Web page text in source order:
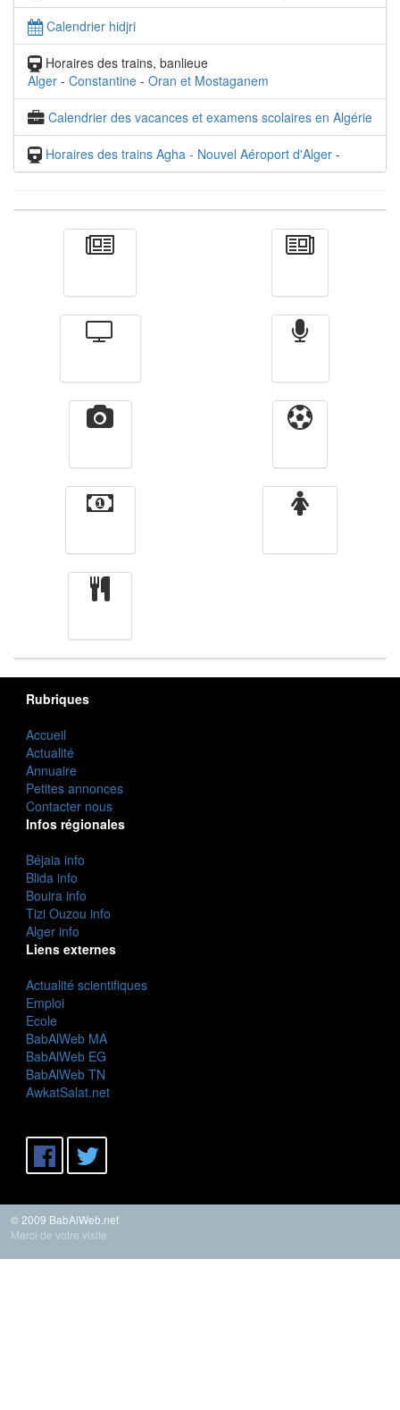
Calendrier hidjri
Horaires des trains, banlieue
Alger - Constantine - Oran et Mostaganem
Calendrier des vacances et examens scolaires en Algérie
Horaires des trains Agha - Nouvel Aéroport d'Alger -
Rubriques
Accueil
Actualité
Annuaire
Petites annonces
Contacter nous
Infos régionales
Béjaia info
Blida info
Bouira info
Tizi Ouzou info
Alger info
Liens externes
Actualité scientifiques
Emploi
Ecole
BabAlWeb MA
BabAlWeb EG
BabAlWeb TN
AwkatSalat.net
© 2009 BabAlWeb.net
Merci de votre visite